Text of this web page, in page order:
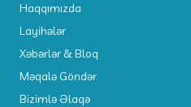
Haqqımızda
Layihələr
Xəbərlər & Bloq
Məqalə Göndər
Bizimlə Əlaqə